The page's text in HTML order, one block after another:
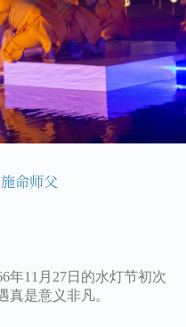
命师父
年11月27日的水灯节初次
真是意义非凡。